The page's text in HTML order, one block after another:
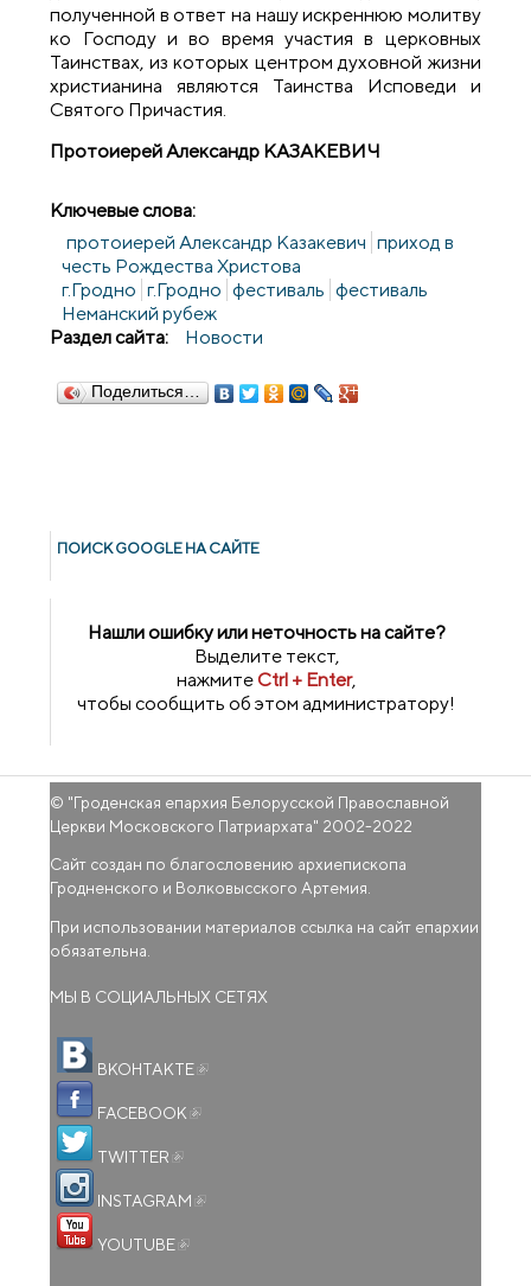
полученной в ответ на нашу искреннюю молитву
ко Господу и во время участия в церковных
Таинствах, из которых центром духовной жизни
христианина являются Таинства Исповеди и
Святого Причастия.
Протоиерей Александр КАЗАКЕВИЧ
Ключевые слова:
протоиерей Александр Казакевич приход в
честь Рождества Христова
г.Гродно г.Гродно фестиваль фестиваль
Неманский рубеж
Раздел сайта:
Новости
Поделиться…
ПОИСК GOОGLE НА САЙТЕ
Нашли ошибку или неточность на сайте?
Выделите текст,
нажмитеCtrl + Enter,
чтобы сообщить об этом администратору!
© "Гроденская епархия Белорусской Православной
Церкви Московского Патриархата" 2002-2022
Сайт создан по благословению архиепископа
Гродненского и Волковысского Артемия.
При использовании материалов ссылка на сайт епархии
обязательна.
МЫ В СОЦИАЛЬНЫХ СЕТЯХ
ВКОНТАКТЕ
FACEBOOK
TWITTER
INSTAGRAM
YOUTUBE